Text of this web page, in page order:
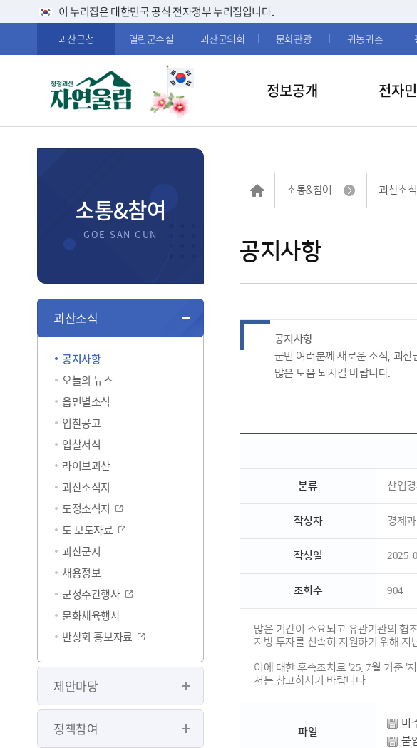
이 누리집은 대한민국 공식 전자정부 누리집입니다.
괴산군청 열린군수실 괴산군의회 문화관광 귀농귀촌
정보공개 전자
소통&참여
괴산소식
공지사항
오늘의 뉴스
읍면별소식
입찰공고
입찰서식
라이브괴산
괴산소식지
도정소식지
도 보도자료
괴산군지
채용정보
군정주간행사
문화체육행사
반상회 홍보자료
제안마당
정책참여
공지사항
소통&참여 괴산소식
공지사항
군민 여러분께 새로운 소식, 괴산
많은 도움 되시길 바랍니다.
분류 산업경
작성자 경제과
작성일 2025-
조회수 904
많은 기간이 소요되고 유관기관의 협
지방 투자를 신속히 지원하기 위해 지
이에 대한 후속조치로 '25. 7월 기준 '
서는 참고하시기 바랍니다
파일
비
붙